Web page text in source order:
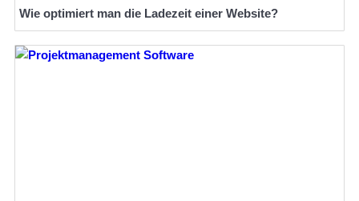
Wie optimiert man die Ladezeit einer Website?